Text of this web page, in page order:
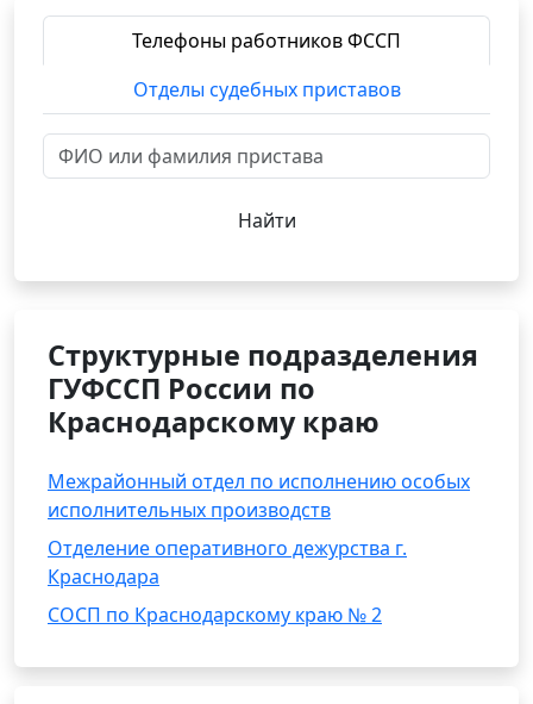
Телефоны работников ФССП
Отделы судебных приставов
Найти
Структурные подразделения
ГУФССП России по
Краснодарскому краю
Межрайонный отдел по исполнению особых
исполнительных производств
Отделение оперативного дежурства г.
Краснодара
СОСП по Краснодарскому краю № 2